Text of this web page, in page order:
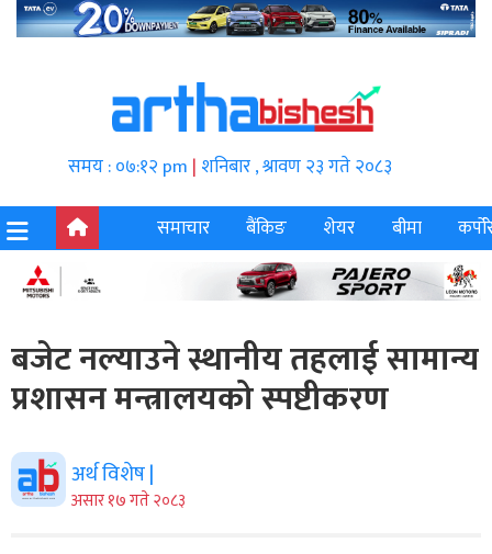
समय : ०७:१२ pm | शनिबार , श्रावण २३ गते २०८३
समाचार
बैंकिङ शेयर बीमा
बजेट नल्याउने स्थानीय तहलाई सामान्य
प्रशासन मन्त्रालयको स्पष्टीकरण
अर्थ विशेष |
असार १७ गते २०८३